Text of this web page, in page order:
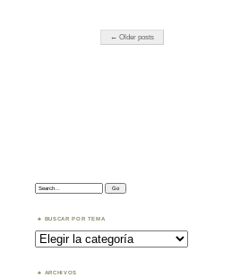
← Older posts
Search:
BUSCAR POR TEMA
Buscar
por
Tema
ARCHIVOS